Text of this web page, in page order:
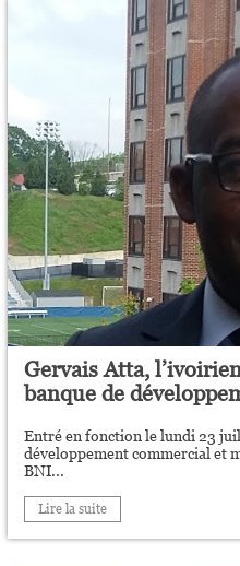
Gervais Atta,
banque de
Entré en fonction le lundi 23
développement commercial et
BNI...
Lire la suite